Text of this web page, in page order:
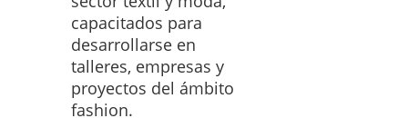
capacitados para
desarrollarse en
talleres, empresas y
proyectos del ámbito
fashion.